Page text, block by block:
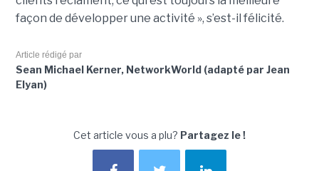
façon de développer une activité », s’est-il félicité.
Article rédigé par
Sean Michael Kerner, NetworkWorld (adapté par Jean
Elyan)
Cet article vous a plu? Partagez le !